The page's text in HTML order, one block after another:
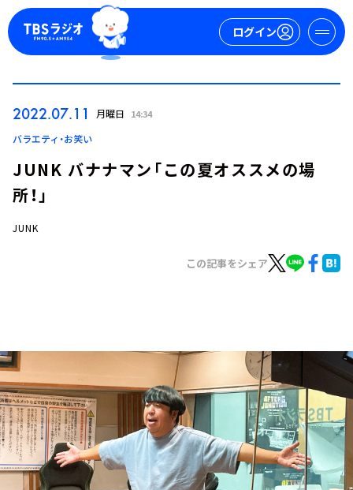
ログイン
ログイン
イベント・グッズ
YouTube
会社情報
2022.07.11 月曜日 14:34
バラエティ・お笑い
JUNK バナナマン「この夏オススメの場
所！」
JUNK
この記事をシェア